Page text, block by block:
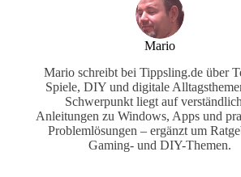
Mario
Mario schreibt bei Tippsling.de über
Spiele, DIY und digitale
Schwerpunkt liegt auf
Anleitungen zu Windows, Apps und
Problemlösungen – ergänzt um
Gaming- und DIY-Themen.